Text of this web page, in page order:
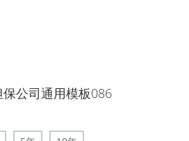
公司通用模板086